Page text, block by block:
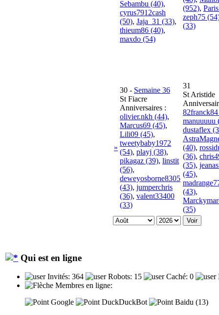
Sebambu (40),
cyrus7912cash
(50), Jaja_31 (33),
thieum86 (40),
maxdo (54)
(952),
zeph75
(33)
»
30 - Semaine 36
St Fiacre
Anniversaires :
olivier.nkh (44),
Marcus69 (45),
Lili09 (45),
tweetybaby1972
(54), playj (38),
pikagaz (39), linstit
(56),
deweyosborne8305
(43), jumperchris
(36), valent33400
(33)
31
St Aristide
manuuuuu
dustaflex
(40),
(36),
(35),
(45),
(43),
(35)
Qui est en ligne
Invités: 364 Robots: 15 Caché: 0
Membres en ligne:
Google
DuckDuckBot Baidu (13)